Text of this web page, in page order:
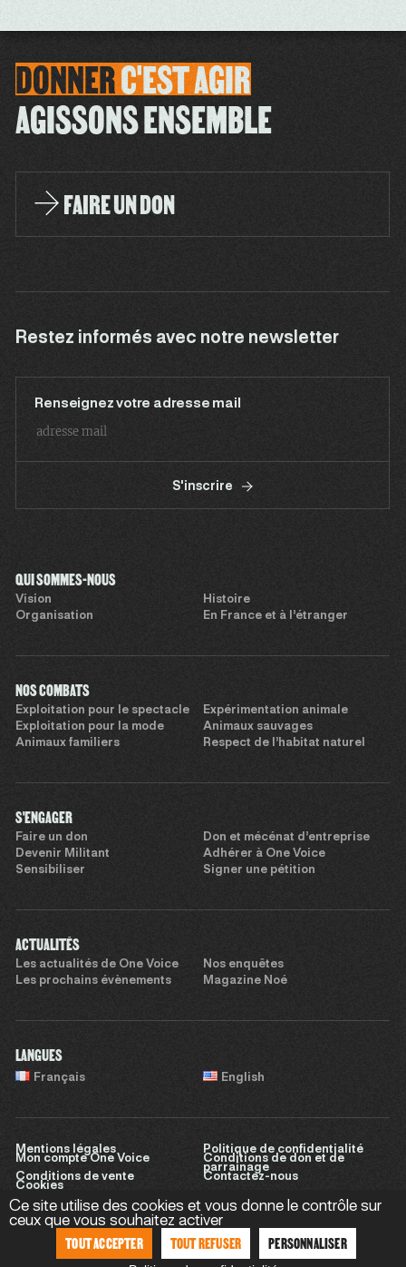
DONNERC'ESTAGIR
AGISSONS ENSEMBLE
FAIRE UN DON
Restez informés avec notre newsletter
Renseignez votre adresse mail
S'inscrire
QUI SOMMES-NOUS
Vision
Histoire
Organisation
En France et à l’étranger
NOS COMBATS
Exploitation pour le spectacle
Expérimentation animale
Exploitation pour la mode
Animaux sauvages
Animaux familiers
Respect de l’habitat naturel
S'ENGAGER
Faire un don
Don et mécénat d’entreprise
Devenir Militant
Adhérer à One Voice
Sensibiliser
Signer une pétition
ACTUALITÉS
Les actualités de One Voice
Nos enquêtes
Les prochains évènements
Magazine Noé
LANGUES
Français English
Mentions légales
Politique de confidentialité
Mon compte One Voice
Conditions de don et de
parrainage
Conditions de vente
Contactez-nous
Cookies
Site réalisé parSweet Punk
Ce site utilise des cookies et vous donne le contrôle sur
ceux que vous souhaitez activer
TOUT ACCEPTER TOUT REFUSER PERSONNALISER